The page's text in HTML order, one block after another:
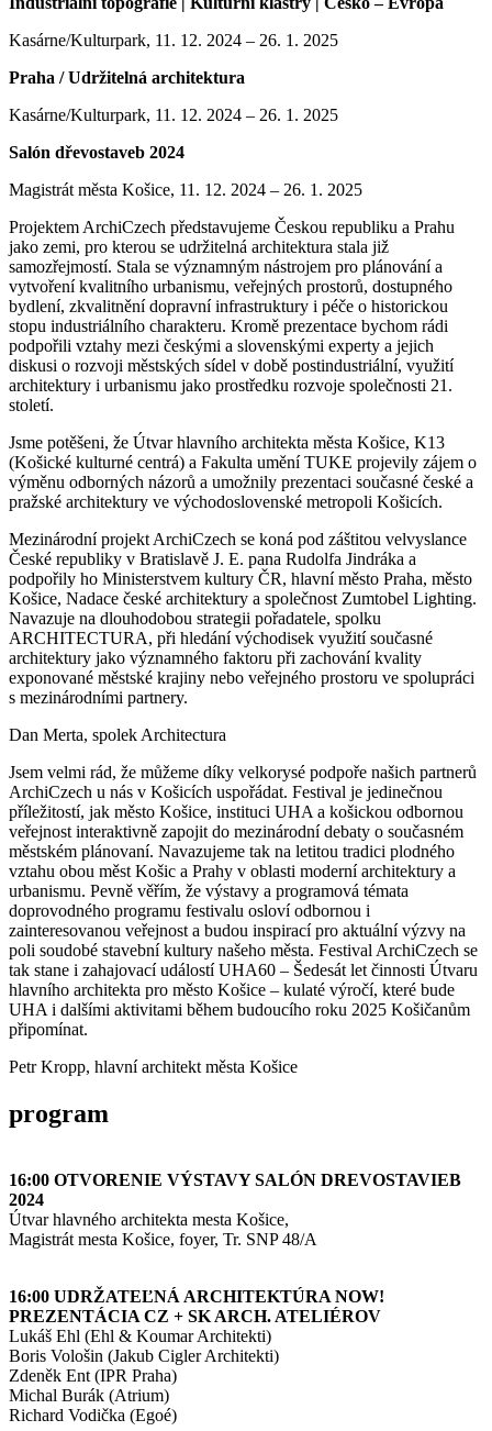
Kasárne/Kulturpark, 11. 12. 2024 – 26. 1. 2025
Praha / Udržitelná architektura
Kasárne/Kulturpark, 11. 12. 2024 – 26. 1. 2025
Salón dřevostaveb 2024
Magistrát města Košice, 11. 12. 2024 – 26. 1. 2025
Projektem ArchiCzech představujeme Českou republiku a Prahu
jako zemi, pro kterou se udržitelná architektura stala již
samozřejmostí. Stala se významným nástrojem pro plánování a
vytvoření kvalitního urbanismu, veřejných prostorů, dostupného
bydlení, zkvalitnění dopravní infrastruktury i péče o historickou
stopu industriálního charakteru. Kromě prezentace bychom rádi
podpořili vztahy mezi českými a slovenskými experty a jejich
diskusi o rozvoji městských sídel v době postindustriální, využití
architektury i urbanismu jako prostředku rozvoje společnosti 21.
století.
Jsme potěšeni, že Útvar hlavního architekta města Košice, K13
(Košické kulturné centrá) a Fakulta umění TUKE projevily zájem o
výměnu odborných názorů a umožnily prezentaci současné české a
pražské architektury ve východoslovenské metropoli Košicích.
Mezinárodní projekt ArchiCzech se koná pod záštitou velvyslance
České republiky v Bratislavě J. E. pana Rudolfa Jindráka a
podpořily ho Ministerstvem kultury ČR, hlavní město Praha, město
Košice, Nadace české architektury a společnost Zumtobel Lighting.
Navazuje na dlouhodobou strategii pořadatele, spolku
ARCHITECTURA, při hledání východisek využití současné
architektury jako významného faktoru při zachování kvality
exponované městské krajiny nebo veřejného prostoru ve spolupráci
s mezinárodními partnery.
Dan Merta, spolek Architectura
Jsem velmi rád, že můžeme díky velkorysé podpoře našich partnerů
ArchiCzech u nás v Košicích uspořádat. Festival je jedinečnou
příležitostí, jak město Košice, instituci UHA a košickou odbornou
veřejnost interaktivně zapojit do mezinárodní debaty o současném
městském plánovaní. Navazujeme tak na letitou tradici plodného
vztahu obou měst Košic a Prahy v oblasti moderní architektury a
urbanismu. Pevně věřím, že výstavy a programová témata
doprovodného programu festivalu osloví odbornou i
zainteresovanou veřejnost a budou inspirací pro aktuální výzvy na
poli soudobé stavební kultury našeho města. Festival ArchiCzech se
tak stane i zahajovací událostí UHA60 – Šedesát let činnosti Útvaru
hlavního architekta pro město Košice – kulaté výročí, které bude
UHA i dalšími aktivitami během budoucího roku 2025 Košičanům
připomínat.
Petr Kropp, hlavní architekt města Košice
program
16:00 OTVORENIE VÝSTAVY SALÓN DREVOSTAVIEB
2024
Útvar hlavného architekta mesta Košice,
Magistrát mesta Košice, foyer, Tr. SNP 48/A
16:00 UDRŽATEĽNÁ ARCHITEKTÚRA NOW!
PREZENTÁCIA CZ + SK ARCH. ATELIÉROV
Lukáš Ehl (Ehl & Koumar Architekti)
Boris Vološin (Jakub Cigler Architekti)
Zdeněk Ent (IPR Praha)
Michal Burák (Atrium)
Richard Vodička (Egoé)